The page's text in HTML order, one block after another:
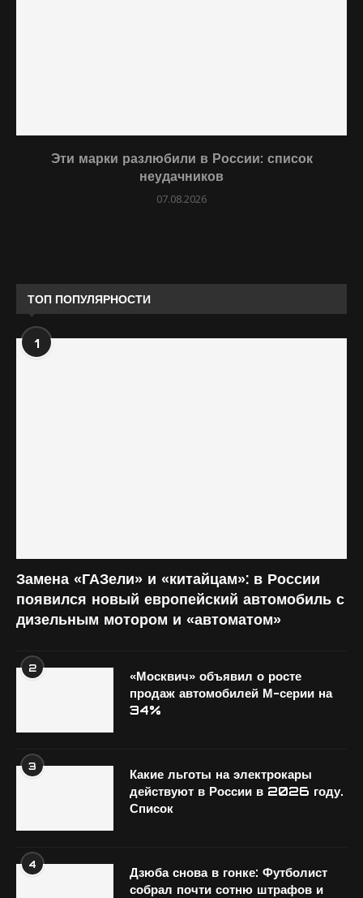
Эти марки разлюбили в России: список
неудачников
07.08.2026
ТОП ПОПУЛЯРНОСТИ
1
Замена «ГАЗели» и «китайцам»: в России
появился новый европейский автомобиль с
дизельным мотором и «автоматом»
2
«Москвич» объявил о росте
продаж автомобилей М-серии на
34%
3
Какие льготы на электрокары
действуют в России в 2026 году.
Список
4
Дзюба снова в гонке: Футболист
собрал почти сотню штрафов и